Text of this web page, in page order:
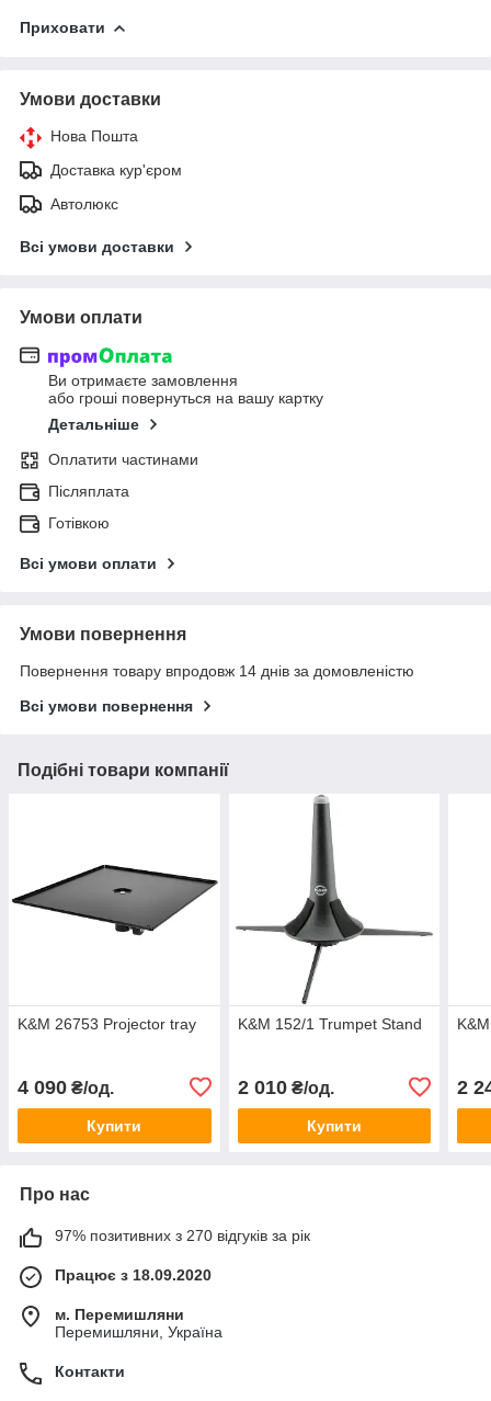
Приховати
Умови доставки
Нова Пошта
Доставка кур'єром
Автолюкс
Всі умови доставки
Умови оплати
Ви отримаєте замовлення
або гроші повернуться на вашу картку
Детальніше
Оплатити частинами
Післяплата
Готівкою
Всі умови оплати
Умови повернення
Повернення товару впродовж 14 днів за домовленістю
Всі умови повернення
Подібні товари компанії
K&M 26753 Projector tray
4 090 ₴/од.
Купити
K&M 152/1 Trumpet Stand
2 010₴/од.
Купити
2
Про нас
97% позитивних з 270 відгуків за рік
Працює з 18.09.2020
м. Перемишляни
Перемишляни, Україна
Контакти